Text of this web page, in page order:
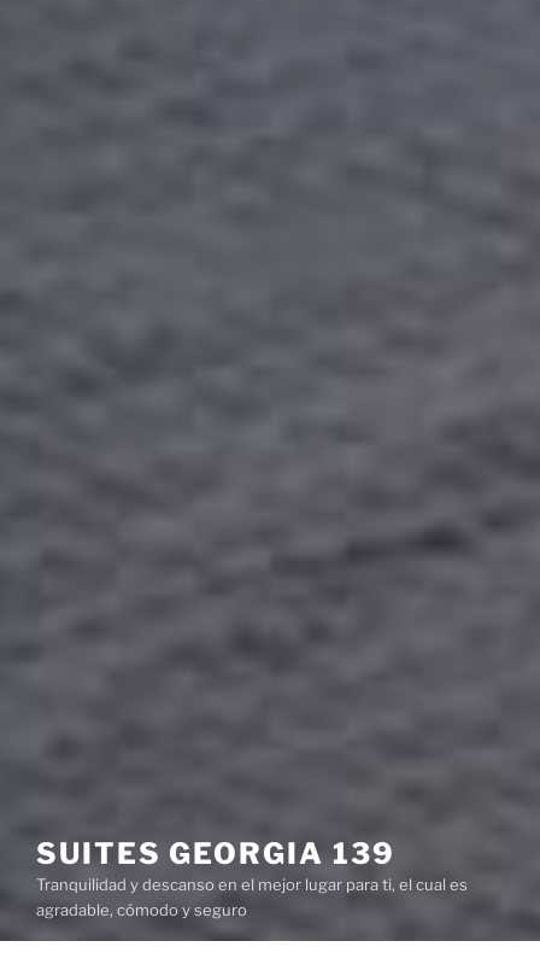
SUITES GEORGIA 139
Tranquilidad y descanso en el mejor lugar para ti, el cual es
agradable, cómodo y seguro